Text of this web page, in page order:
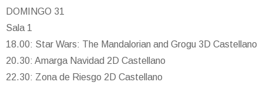
DOMINGO 31
Sala 1
18.00: Star Wars: The Mandalorian and Grogu 3D Castellano
20.30: Amarga Navidad 2D Castellano
22.30: Zona de Riesgo 2D Castellano